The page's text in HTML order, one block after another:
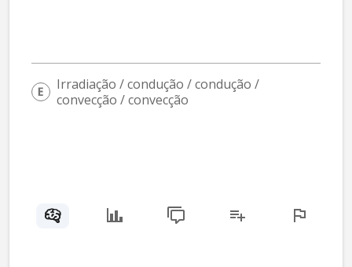
Irradiação / condução / condução /
convecção / convecção